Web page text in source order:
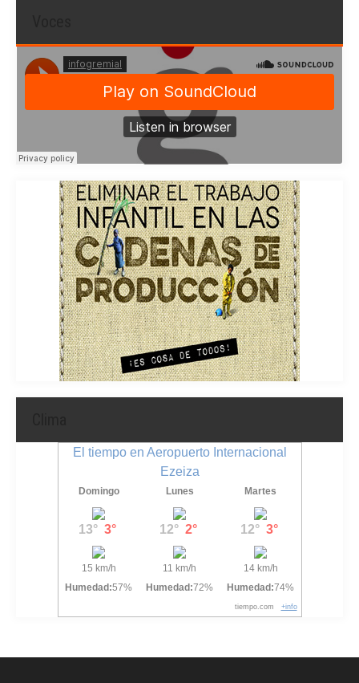
El tiempo en Aeropuerto Internacional
Ezeiza
Domingo
13° 3°
15 km/h
Humedad:57%
Lunes
12° 2°
11 km/h
Humedad:72%
Martes
12° 3°
14 km/h
Humedad:74%
tiempo.com +info